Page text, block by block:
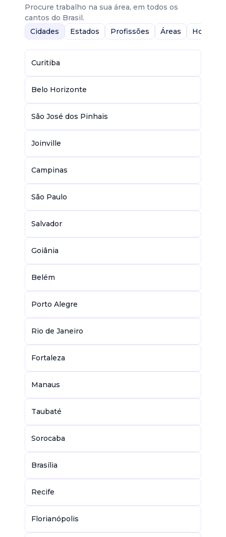
Procure trabalho na sua área, em todos os
cantos do Brasil.
Cidades
Estados Profissões Áreas Home-
Curitiba
Belo Horizonte
São José dos Pinhais
Joinville
Campinas
São Paulo
Salvador
Goiânia
Belém
Porto Alegre
Rio de Janeiro
Fortaleza
Manaus
Taubaté
Sorocaba
Brasília
Recife
Florianópolis